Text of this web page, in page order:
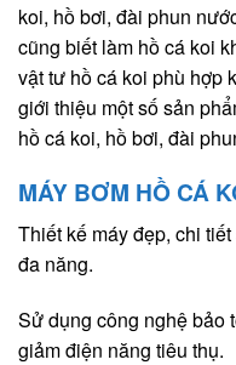
koi, hồ bơi, đài phun
cũng biết làm hồ cá koi
vật tư hồ cá koi phù hợp
giới thiệu một số sản
hồ cá koi, hồ bơi, đài
MÁY BƠM HỒ CÁ
Thiết kế máy đẹp, chi
đa năng.
Sử dụng công nghệ bảo
giảm điện năng tiêu thụ.